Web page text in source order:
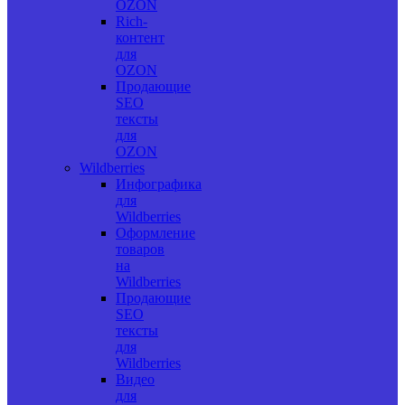
OZON
Rich-
контент
для
OZON
Продающие
SEO
тексты
для
OZON
Wildberries
Инфографика
для
Wildberries
Оформление
товаров
на
Wildberries
Продающие
SEO
тексты
для
Wildberries
Видео
для